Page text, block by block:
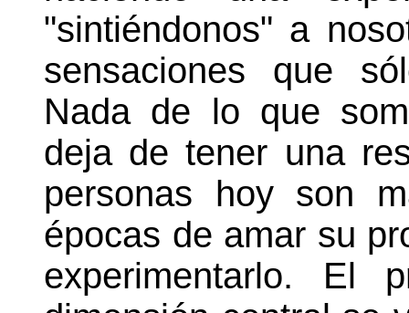
"sintiéndonos" a
sensaciones que
Nada de lo que
deja de tener una
personas hoy son
épocas de amar su
experimentarlo. El